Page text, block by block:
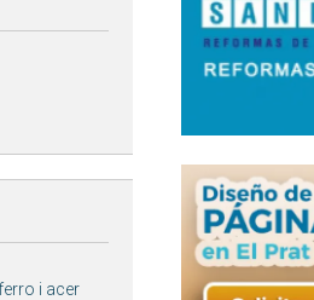
i acer